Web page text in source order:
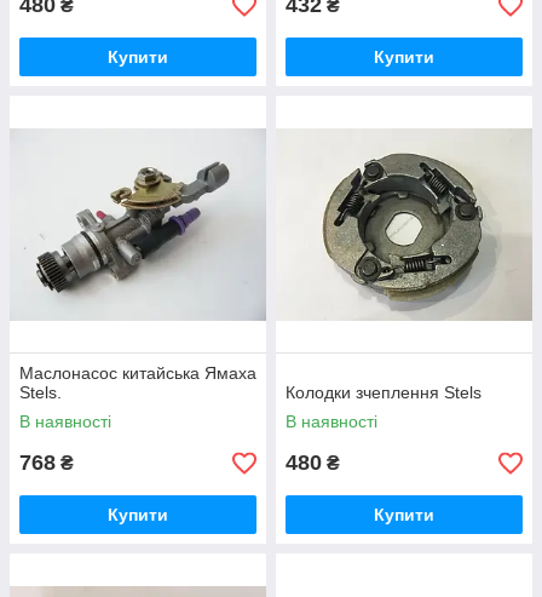
480 ₴
Купити
432 ₴
Купити
Маслонасос китайська Ямаха
Stels.
В наявності
768 ₴
Купити
Колодки зчеплення Stels
В наявності
480 ₴
Купити